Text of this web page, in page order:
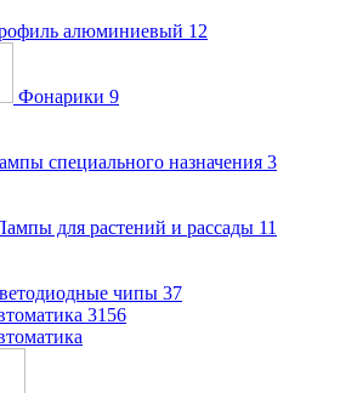
алюминиевый 12
Фонарики 9
специального назначения 3
для растений и рассады 11
чипы 37
3156